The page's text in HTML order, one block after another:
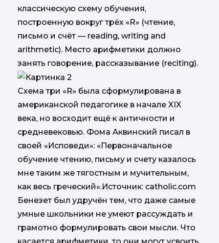
классическую схему обучения,
построенную вокруг трёх «R» (чтение,
письмо и счёт — reading, writing and
arithmetic). Место арифметики должно
занять говорение, рассказывание (reciting).
Схема три «R» была сформулирована в
американской педагогике в начале XIX
века, но восходит ещё к античности и
средневековью. Фома Аквинский писал в
своей «Исповеди»: «Первоначальное
обучение чтению, письму и счету казалось
мне таким же тягостным и мучительным,
как весь греческий».Источник: catholic.com
Бенезет был удручён тем, что даже самые
умные школьники не умеют рассуждать и
грамотно формулировать свои мысли. Что